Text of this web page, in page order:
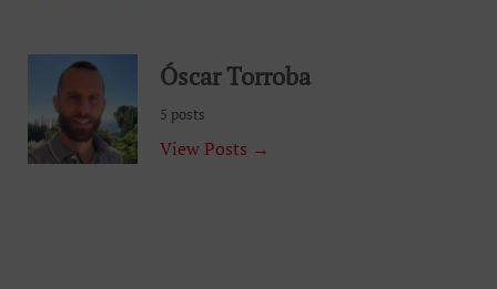
Óscar Torroba
5 posts
View Posts →